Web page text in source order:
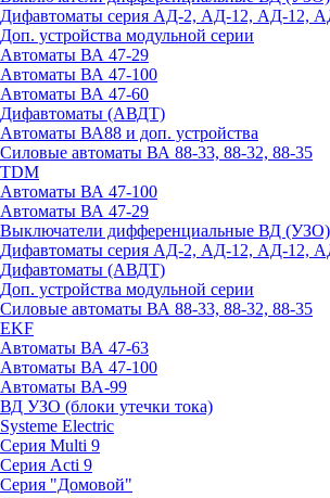
Дифавтоматы серия АД-2, АД-12, АД-12,
Доп. устройства модульной серии
Автоматы ВА 47-29
Автоматы ВА 47-100
Автоматы ВА 47-60
Дифавтоматы (АВДТ)
Автоматы ВА88 и доп. устройства
Силовые автоматы ВА 88-33, 88-32, 88-35
TDM
Автоматы ВА 47-100
Автоматы ВА 47-29
Выключатели дифференциальные ВД (УЗО)
Дифавтоматы серия АД-2, АД-12, АД-12,
Дифавтоматы (АВДТ)
Доп. устройства модульной серии
Силовые автоматы ВА 88-33, 88-32, 88-35
EKF
Автоматы ВА 47-63
Автоматы ВА 47-100
Автоматы ВА-99
ВД УЗО (блоки утечки тока)
Systeme Electric
Серия Multi 9
Серия Acti 9
Серия "Домовой"